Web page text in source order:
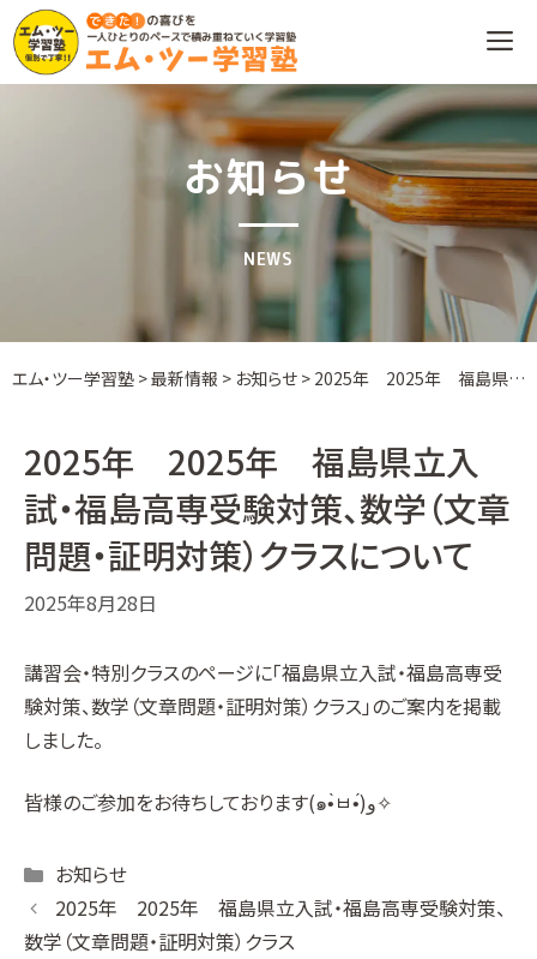
Skip
to
content
お知らせ
NEWS
エム・ツー学習塾 >最新情報 > お知らせ > 2025年 2025年 福島県立入試・福島高専受験対策、数学（文章問題・証明対策）クラスについて
2025年 2025年 福島県立入
試・福島高専受験対策、数学（文章
問題・証明対策）クラスについて
2025年8月28日
講習会・特別クラスのページに「福島県立入試・福島高専受
験対策、数学（文章問題・証明対策）クラス」のご案内を掲載
しました。
皆様のご参加をお待ちしております(๑•̀ㅂ•́)و✧
Categories
お知らせ
2025年 2025年 福島県立入試・福島高専受験対策、
数学（文章問題・証明対策）クラス